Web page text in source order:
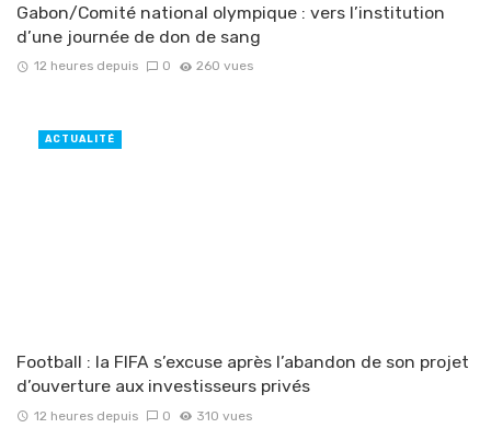
Gabon/Comité national olympique : vers l’institution
d’une journée de don de sang
12 heures depuis 0 260 vues
Football : la FIFA s’excuse après l’abandon de son projet
d’ouverture aux investisseurs privés
12 heures depuis 0 310 vues
ACTUALITÉ